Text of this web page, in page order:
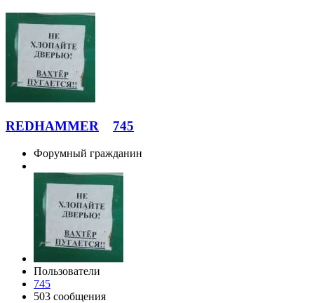
REDHAMMER 745
Форумный гражданин
Пользователи
745
503 сообщения